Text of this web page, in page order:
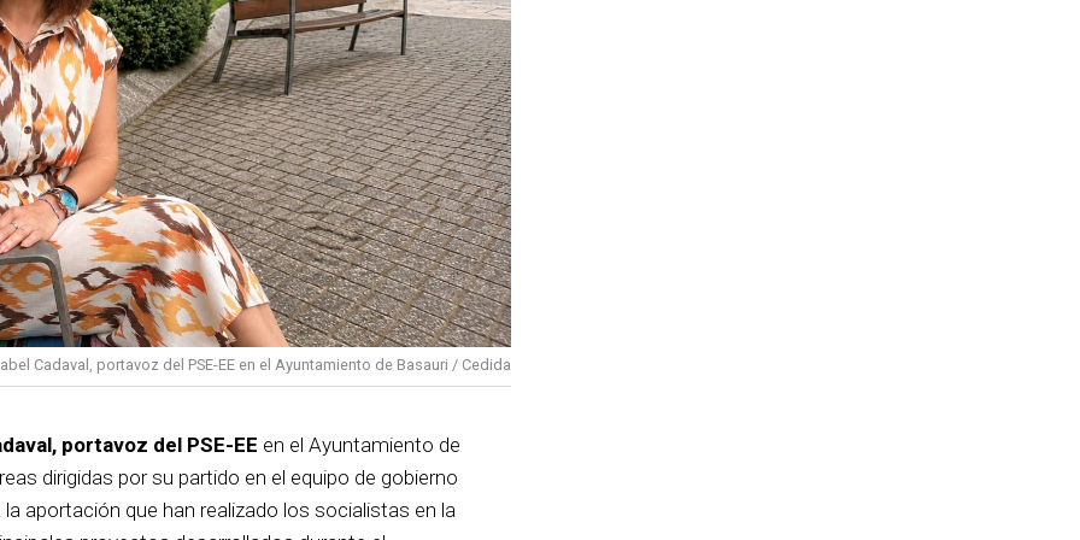
Cadaval, portavoz del PSE-EE en el Ayuntamiento de Basauri / Cedida
portavoz del PSE-EE en el Ayuntamiento de
dirigidas por su partido en el equipo de gobierno
aportación que han realizado los socialistas en la